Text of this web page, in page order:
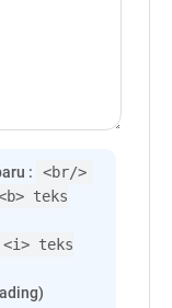
:
<br/>
teks
<i> teks